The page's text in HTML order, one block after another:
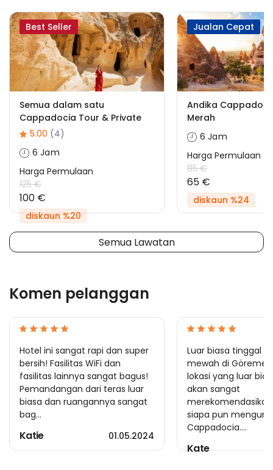
Best Seller
Semua dalam satu
Cappadocia Tour & Private
5.00 (4)
6 Jam
Harga Permulaan
125 €
100 €
diskaun %20
Jualan Cepat
Andika
Merah
6 Jam
Harga Permulaan
85 €
65 €
diskaun %24
Semua Lawatan
Komen pelanggan
Hotel ini sangat rapi dan super
bersih! Fasilitas WiFi dan
fasilitas lainnya sangat bagus!
Pemandangan dari teras luar
biasa dan ruangannya sangat
bag...
Katie 01.05.2024
Luar biasa tinggal
mewah di Göreme.
lokasi yang luar
akan sangat
siapa pun
Cappadocia....
Kate